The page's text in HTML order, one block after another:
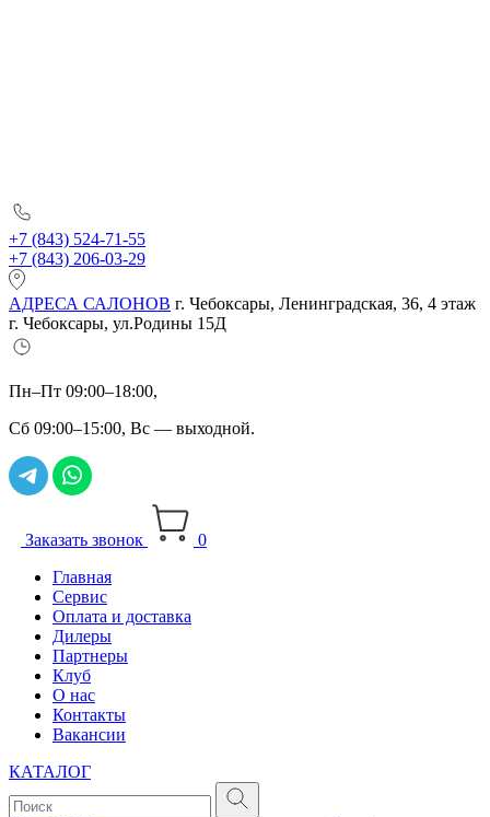
+7 (843) 524-71-55
+7 (843) 206-03-29
АДРЕСА САЛОНОВ г. Чебоксары, Ленинградская, 36, 4 этаж
г. Чебоксары, ул.Родины 15Д
Пн–Пт 09:00–18:00,
Сб 09:00–15:00, Вс — выходной.
Заказать звонок
0
Главная
Сервис
Оплата и доставка
Дилеры
Партнеры
Клуб
О нас
Контакты
Вакансии
КАТАЛОГ